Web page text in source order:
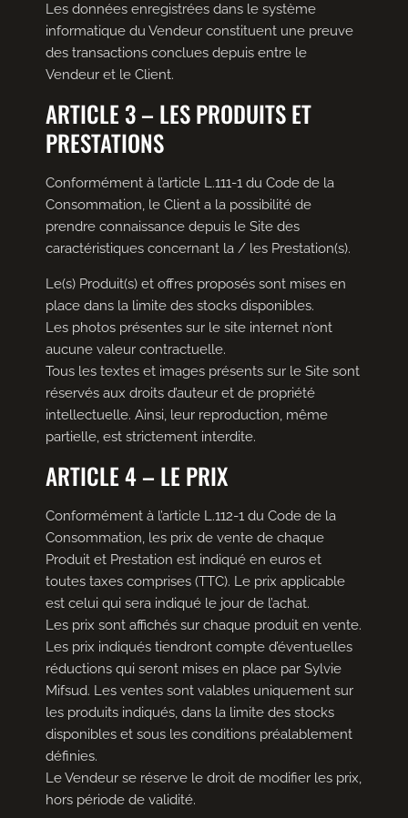
Les données enregistrées dans le système
informatique du Vendeur constituent une preuve
des transactions conclues depuis entre le
Vendeur et le Client.
ARTICLE 3 – LES PRODUITS ET
PRESTATIONS
Conformément à l’article L.111-1 du Code de la
Consommation, le Client a la possibilité de
prendre connaissance depuis le Site des
caractéristiques concernant la / les Prestation(s).
Le(s) Produit(s) et offres proposés sont mises en
place dans la limite des stocks disponibles.
Les photos présentes sur le site internet n’ont
aucune valeur contractuelle.
Tous les textes et images présents sur le Site sont
réservés aux droits d’auteur et de propriété
intellectuelle. Ainsi, leur reproduction, même
partielle, est strictement interdite.
ARTICLE 4 – LE PRIX
Conformément à l’article L.112-1 du Code de la
Consommation, les prix de vente de chaque
Produit et Prestation est indiqué en euros et
toutes taxes comprises (TTC). Le prix applicable
est celui qui sera indiqué le jour de l’achat.
Les prix sont affichés sur chaque produit en vente.
Les prix indiqués tiendront compte d’éventuelles
réductions qui seront mises en place par Sylvie
Mifsud. Les ventes sont valables uniquement sur
les produits indiqués, dans la limite des stocks
disponibles et sous les conditions préalablement
définies.
Le Vendeur se réserve le droit de modifier les prix,
hors période de validité.